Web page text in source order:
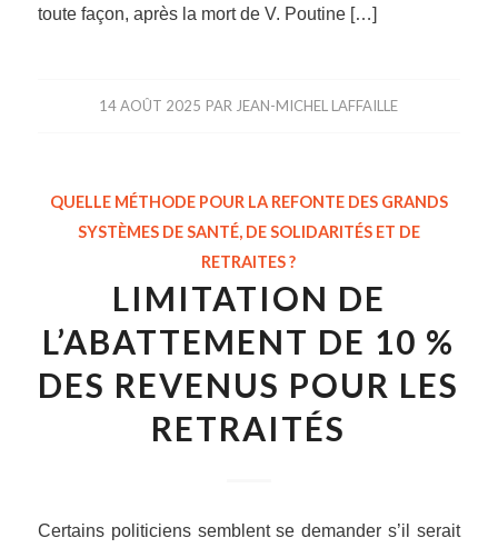
toute façon, après la mort de V. Poutine […]
14 AOÛT 2025 PAR JEAN-MICHEL LAFFAILLE
QUELLE MÉTHODE POUR LA REFONTE DES GRANDS
SYSTÈMES DE SANTÉ, DE SOLIDARITÉS ET DE
RETRAITES ?
LIMITATION DE
L’ABATTEMENT DE 10 %
DES REVENUS POUR LES
RETRAITÉS
Certains politiciens semblent se demander s’il serait